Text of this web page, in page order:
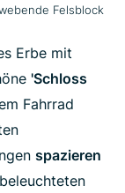
Felsblock
Erbe mit
'Schloss
Fahrrad
spazieren